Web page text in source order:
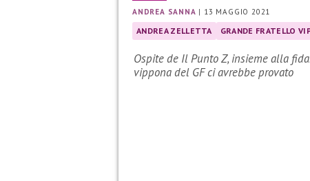
ANDREA SANNA | 13 MAGGIO 2021
ANDREA ZELLETTA GRANDE FRATELLO
Ospite de Il Punto Z, insieme alla
vippona del GF ci avrebbe provato